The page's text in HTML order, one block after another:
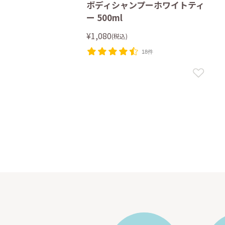
ボディシャンプーホワイトティ
ー 500ml
¥1,080(税込)
18件